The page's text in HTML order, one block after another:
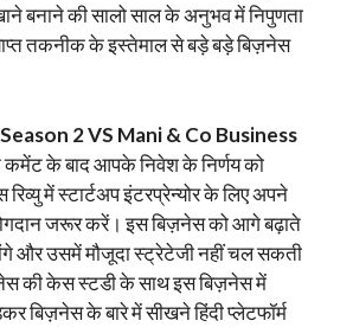
बनाने की सालो साल के अनुभव में निपुणता
तकनीक के इस्तेमाल से बड़े बड़े बिज़नेस
2 VS Mani & Co Business
के बाद आपके निवेश के निर्णय को
में स्टार्टअप इंटरप्रेन्योर के लिए अपने
जरूर करें। इस बिज़नेस को आगे बढ़ाते
और उसमें मौजूदा स्ट्रेटेजी नहीं चल सकती
की केस स्टडी के साथ इस बिज़नेस में
बिज़नेस के बारे में सीखने हिंदी प्लेटफॉर्म